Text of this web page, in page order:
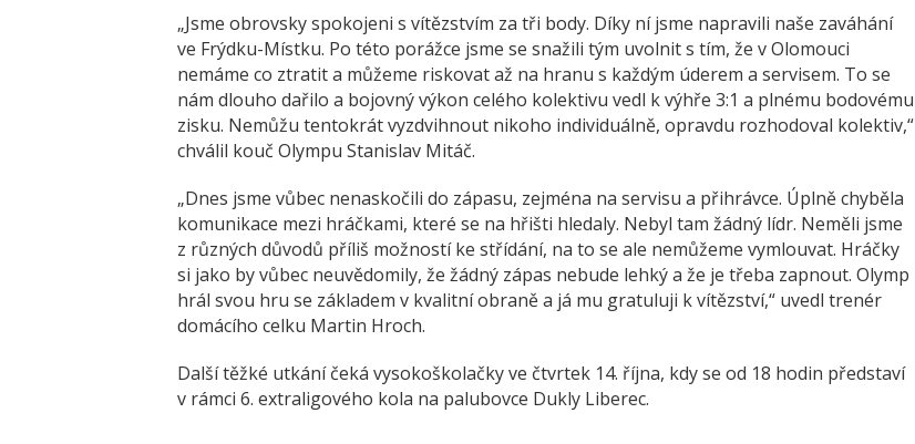
„Jsme obrovsky spokojeni s vítězstvím za tři body. Díky ní jsme napravili naše zaváhání
ve Frýdku-Místku. Po této porážce jsme se snažili tým uvolnit s tím, že v Olomouci
nemáme co ztratit a můžeme riskovat až na hranu s každým úderem a servisem. To se
nám dlouho dařilo a bojovný výkon celého kolektivu vedl k výhře 3:1 a plnému bodovému
zisku. Nemůžu tentokrát vyzdvihnout nikoho individuálně, opravdu rozhodoval kolektiv,“
chválil kouč Olympu Stanislav Mitáč.
„Dnes jsme vůbec nenaskočili do zápasu, zejména na servisu a přihrávce. Úplně chyběla
komunikace mezi hráčkami, které se na hřišti hledaly. Nebyl tam žádný lídr. Neměli jsme
z různých důvodů příliš možností ke střídání, na to se ale nemůžeme vymlouvat. Hráčky
si jako by vůbec neuvědomily, že žádný zápas nebude lehký a že je třeba zapnout. Olymp
hrál svou hru se základem v kvalitní obraně a já mu gratuluji k vítězství,“ uvedl trenér
domácího celku Martin Hroch.
Další těžké utkání čeká vysokoškolačky ve čtvrtek 14. října, kdy se od 18 hodin představí
v rámci 6. extraligového kola na palubovce Dukly Liberec.